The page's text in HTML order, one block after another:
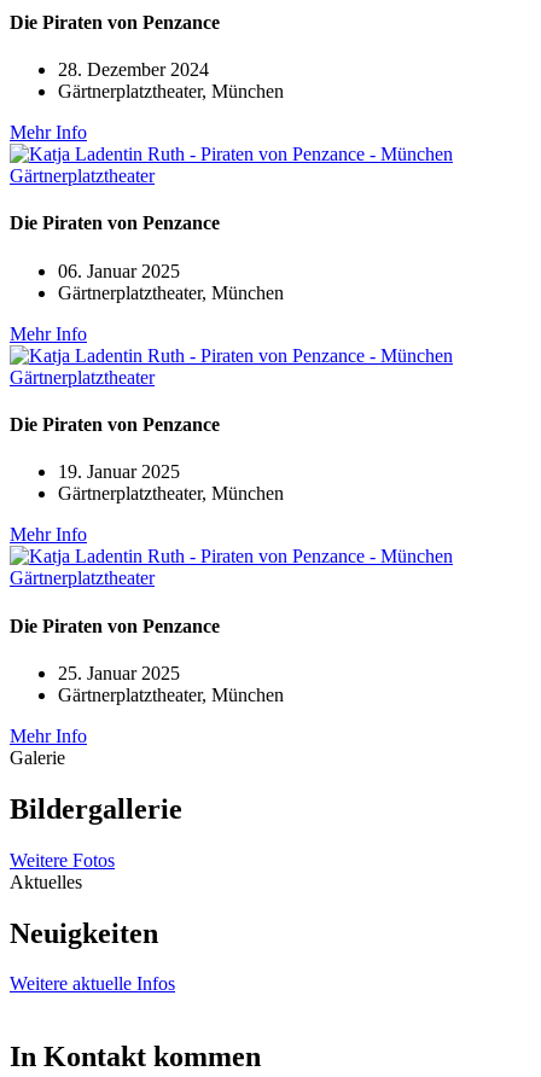
Die Piraten von Penzance
28. Dezember 2024
Gärtnerplatztheater, München
Mehr Info
Die Piraten von Penzance
06. Januar 2025
Gärtnerplatztheater, München
Mehr Info
Die Piraten von Penzance
19. Januar 2025
Gärtnerplatztheater, München
Mehr Info
Die Piraten von Penzance
25. Januar 2025
Gärtnerplatztheater, München
Mehr Info
Galerie
Bildergallerie
Weitere Fotos
Aktuelles
Neuigkeiten
Weitere aktuelle Infos
In Kontakt kommen